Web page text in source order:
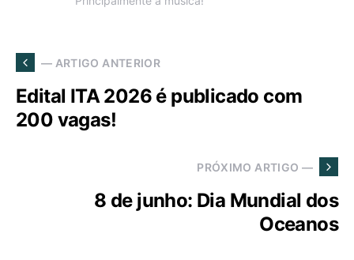
— ARTIGO ANTERIOR
Edital ITA 2026 é publicado com
200 vagas!
PRÓXIMO ARTIGO —
8 de junho: Dia Mundial dos
Oceanos